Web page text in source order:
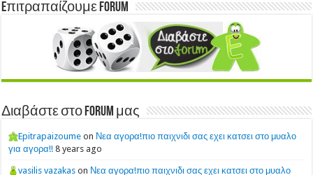
Eπιτραπαίζουμε Forum
Διαβάστε στο Forum μας
Epitrapaizoume on Νεα αγορα!πιο παιχνιδι σας εχει κατσει στο μυαλο
για αγορα!! 8 years ago
vasilis vazakas on Νεα αγορα!πιο παιχνιδι σας εχει κατσει στο μυαλο